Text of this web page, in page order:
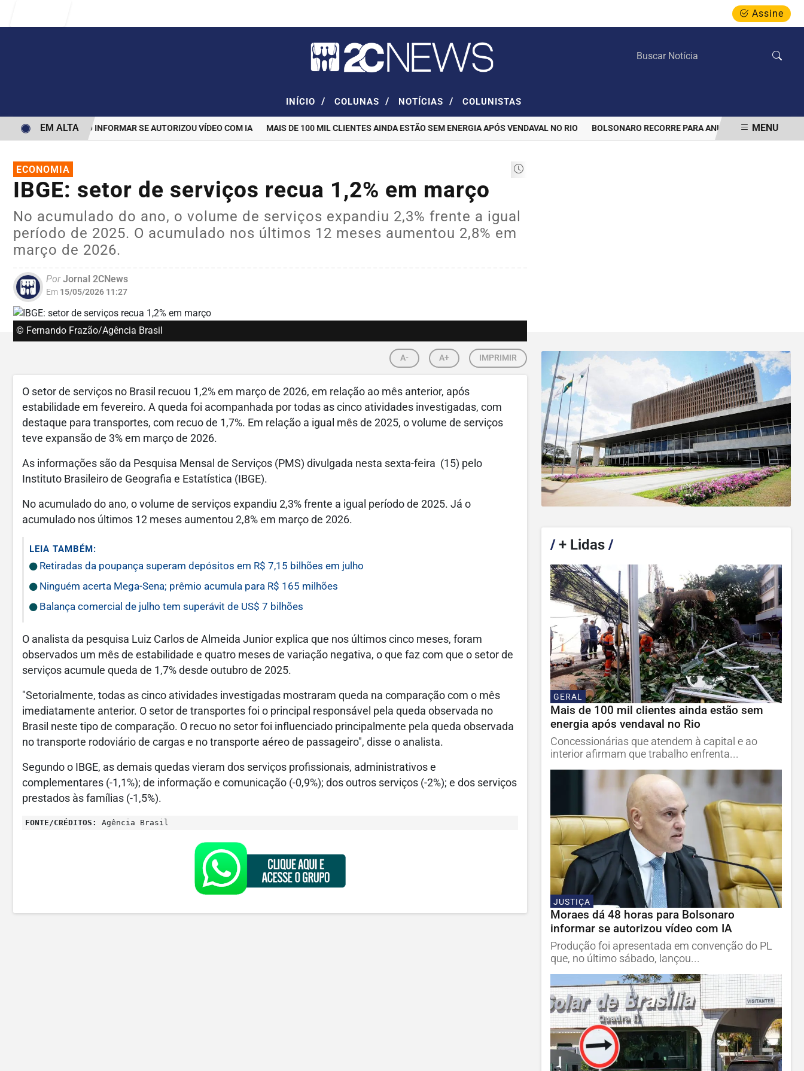
Assine
INÍCIO / COLUNAS / NOTÍCIAS / COLUNISTAS
PARA BOLSONARO INFORMAR SE AUTORIZOU VÍDEO COM IA MAIS DE 100 MIL CLIENTES AINDA ESTÃO SEM ENERGIA APÓS VENDAVAL NO RIO BOLSONARO RECORRE PARA ANULAR PROIBIÇÃO DE
EM ALTA MENU
ECONOMIA
IBGE: setor de serviços recua 1,2% em março
No acumulado do ano, o volume de serviços expandiu 2,3% frente a igual
período de 2025. O acumulado nos últimos 12 meses aumentou 2,8% em
março de 2026.
PorJornal 2CNews
Em 15/05/2026 11:27
© Fernando Frazão/Agência Brasil
A- A+ IMPRIMIR
O setor de serviços no Brasil recuou 1,2% em março de 2026, em relação ao mês anterior, após
estabilidade em fevereiro. A queda foi acompanhada por todas as cinco atividades investigadas, com
destaque para transportes, com recuo de 1,7%. Em relação a igual mês de 2025, o volume de serviços
teve expansão de 3% em março de 2026.
As informações são da Pesquisa Mensal de Serviços (PMS) divulgada nesta sexta-feira (15) pelo
Instituto Brasileiro de Geografia e Estatística (IBGE).
No acumulado do ano, o volume de serviços expandiu 2,3% frente a igual período de 2025. Já o
acumulado nos últimos 12 meses aumentou 2,8% em março de 2026.
LEIA TAMBÉM:
Retiradas da poupança superam depósitos em R$ 7,15 bilhões em julho
Ninguém acerta Mega-Sena; prêmio acumula para R$ 165 milhões
Balança comercial de julho tem superávit de US$ 7 bilhões
O analista da pesquisa Luiz Carlos de Almeida Junior explica que nos últimos cinco meses, foram
observados um mês de estabilidade e quatro meses de variação negativa, o que faz com que o setor de
serviços acumule queda de 1,7% desde outubro de 2025.
"Setorialmente, todas as cinco atividades investigadas mostraram queda na comparação com o mês
imediatamente anterior. O setor de transportes foi o principal responsável pela queda observada no
Brasil neste tipo de comparação. O recuo no setor foi influenciado principalmente pela queda observada
no transporte rodoviário de cargas e no transporte aéreo de passageiro", disse o analista.
Segundo o IBGE, as demais quedas vieram dos serviços profissionais, administrativos e
complementares (-1,1%); de informação e comunicação (-0,9%); dos outros serviços (-2%); e dos serviços
prestados às famílias (-1,5%).
FONTE/CRÉDITOS: Agência Brasil
/+ Lidas /
GERAL
Mais de 100 mil clientes ainda estão sem
energia após vendaval no Rio
Concessionárias que atendem à capital e ao
interior afirmam que trabalho enfrenta...
JUSTIÇA
Moraes dá 48 horas para Bolsonaro
informar se autorizou vídeo com IA
Produção foi apresentada em convenção do PL
que, no último sábado, lançou...